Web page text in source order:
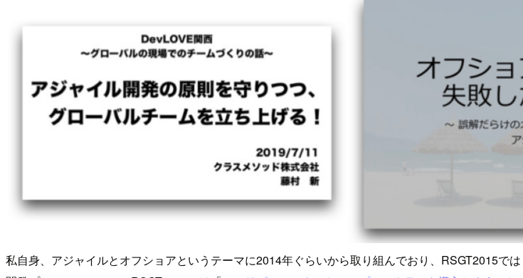
私自身、アジャイルとオフショアというテーマに2014年ぐらいから取り組んでおり、RSGT2015で